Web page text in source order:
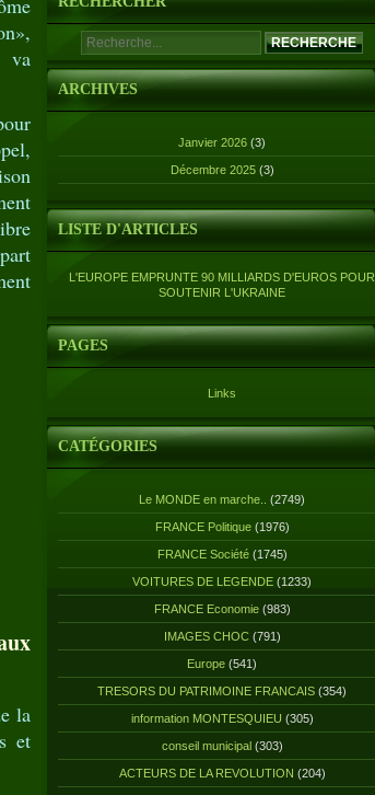
va
la
et
ARCHIVES
Janvier 2026 (3)
Décembre 2025 (3)
LISTE D'ARTICLES
L'EUROPE EMPRUNTE 90 MILLIARDS D'EUROS POUR
SOUTENIR L'UKRAINE
PAGES
Links
CATÉGORIES
Le MONDE en marche.. (2749)
FRANCE Politique(1976)
FRANCE Société(1745)
VOITURES DE LEGENDE (1233)
FRANCE Economie(983)
IMAGES CHOC(791)
Europe (541)
TRESORS DU PATRIMOINE FRANCAIS (354)
information MONTESQUIEU (305)
conseil municipal(303)
ACTEURS DE LA REVOLUTION (204)